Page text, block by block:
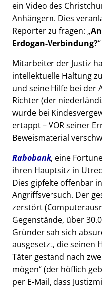
ein Video des
Anhängern. Dies
Reporter zu fragen:
Erdogan-Verbindung?
Mitarbeiter der Justiz
intellektuelle Haltung
und seine Hilfe bei der
Richter (der
wurde bei
ertappt – VOR seiner
Beweismaterial
Rabobank, eine
ihren Hauptsitz in
Dies gipfelte offenbar
Angriffsversuch. Der
zerstört
Gegenstände, über
Gründer sah sich
ausgesetzt, die seinen
Täter gestand nach
mögen (der höflich
per E-Mail, dass